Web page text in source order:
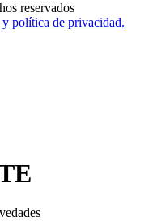
reservados
política de privacidad.